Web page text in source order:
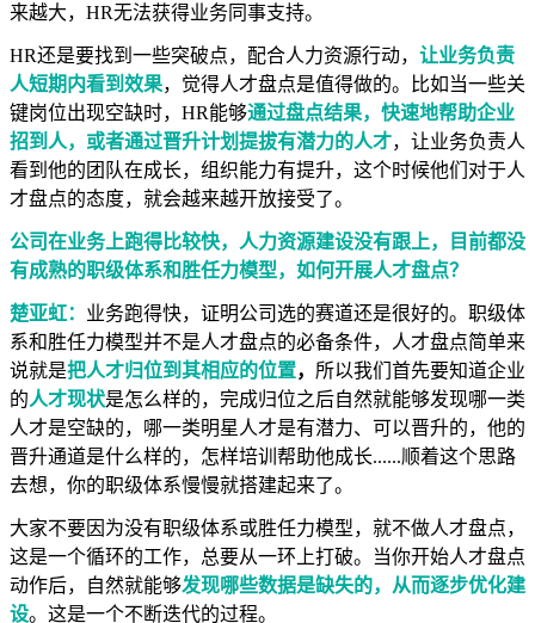
来越大，HR无法获得业务同事支持。
HR还是要找到一些突破点，配合人力资源行动， 让业务负责
人短期内看到效果，觉得人才盘点是值得做的。比如当一些关
键岗位出现空缺时，HR能够通过盘点结果，快速地帮助企业
招到人，或者通过晋升计划提拔有潜力的人才，让业务负责人
看到他的团队在成长，组织能力有提升，这个时候他们对于人
才盘点的态度，就会越来越开放接受了。
公司在业务上跑得比较快，人力资源建设没有跟上，目前都没
有成熟的职级体系和胜任力模型，如何开展人才盘点？
楚亚虹： 业务跑得快，证明公司选的赛道还是很好的。职级体
系和胜任力模型并不是人才盘点的必备条件，人才盘点简单来
说就是把人才归位到其相应的位置， 所以我们首先要知道企业
的人才现状是怎么样的，完成归位之后自然就能够发现哪一类
人才是空缺的，哪一类明星人才是有潜力、可以晋升的，他的
晋升通道是什么样的，怎样培训帮助他成长......顺着这个思路
去想，你的职级体系慢慢就搭建起来了。
大家不要因为没有职级体系或胜任力模型，就不做人才盘点，
这是一个循环的工作，总要从一环上打破。当你开始人才盘点
动作后，自然就能够发现哪些数据是缺失的，从而逐步优化建
设。这是一个不断迭代的过程。